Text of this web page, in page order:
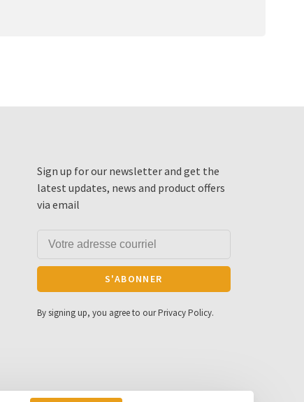
Sign up for our newsletter and get the
latest updates, news and product offers
via email
S'ABONNER
By signing up, you agree to our Privacy Policy.